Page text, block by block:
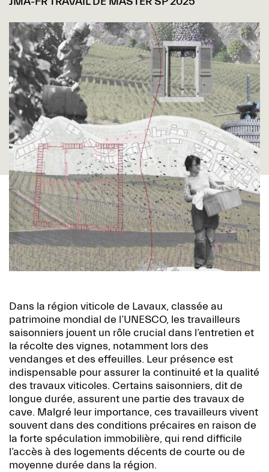
Dans la région viticole de Lavaux, classée au
patrimoine mondial de l’UNESCO, les travailleurs
saisonniers jouent un rôle crucial dans l’entretien et
la récolte des vignes, notamment lors des
vendanges et des effeuilles. Leur présence est
indispensable pour assurer la continuité et la qualité
des travaux viticoles. Certains saisonniers, dit de
longue durée, assurent une partie des travaux de
cave. Malgré leur importance, ces travailleurs vivent
souvent dans des conditions précaires en raison de
la forte spéculation immobilière, qui rend difficile
l’accès à des logements décents de courte ou de
moyenne durée dans la région.